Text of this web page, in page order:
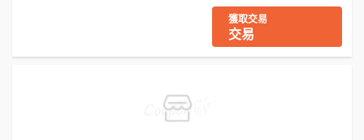
獲取交易
交易